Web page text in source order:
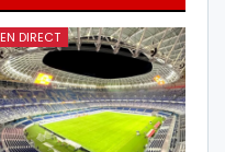
EN DIRECT